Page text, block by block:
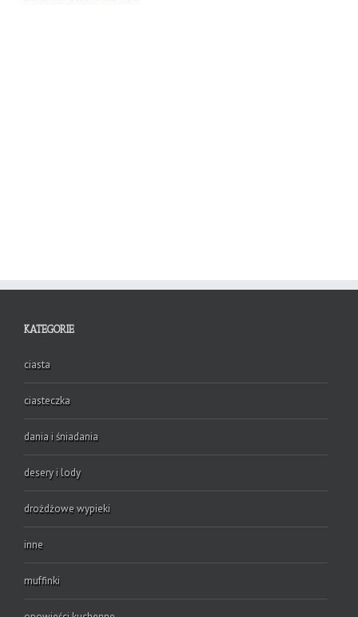
KATEGORIE
ciasta
ciasteczka
dania i śniadania
desery i lody
drożdżowe wypieki
inne
muffinki